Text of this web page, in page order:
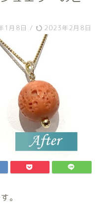
1月8日 / 2023年2月8日
。